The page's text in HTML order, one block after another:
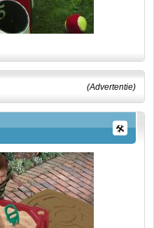
(Advertentie)